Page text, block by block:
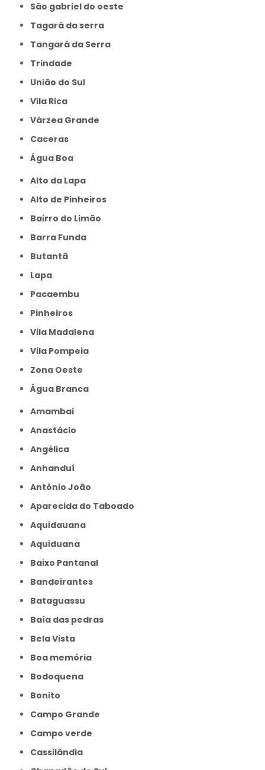
São gabriel do oeste
Tagará da serra
Tangará da Serra
Trindade
União do Sul
Vila Rica
Várzea Grande
caceras
Água Boa
Alto da Lapa
Alto de Pinheiros
Bairro do Limão
Barra Funda
Butantã
Lapa
Pacaembu
Pinheiros
Vila Madalena
Vila Pompeia
Zona Oeste
Água Branca
Amambai
Anastácio
Angélica
Anhanduí
Antônio João
Aparecida do Taboado
Aquidauana
Aquiduana
Baixo Pantanal
Bandeirantes
Bataguassu
Baía das pedras
Bela Vista
Boa memória
Bodoquena
Bonito
Campo Grande
Campo verde
Cassilândia